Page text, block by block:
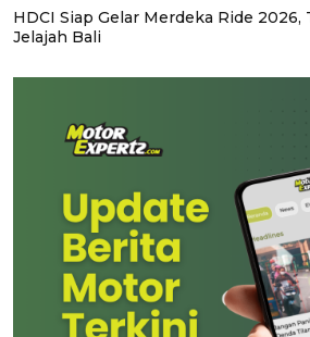
HDCI Siap Gelar Merdeka Ride 2026,
Jelajah Bali